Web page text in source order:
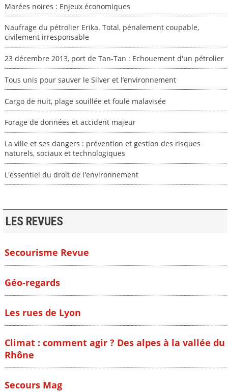
Marées noires : Enjeux économiques
Naufrage du pétrolier Erika. Total, pénalement coupable,
civilement irresponsable
23 décembre 2013, port de Tan-Tan : Echouement d'un pétrolier
Tous unis pour sauver le Silver et l’environnement
Cargo de nuit, plage souillée et foule malavisée
Forage de données et accident majeur
La ville et ses dangers : prévention et gestion des risques
naturels, sociaux et technologiques
L'essentiel du droit de l'environnement
LES REVUES
Secourisme Revue
Géo-regards
Les rues de Lyon
Climat : comment agir ? Des alpes à la vallée du
Rhône
Secours Mag